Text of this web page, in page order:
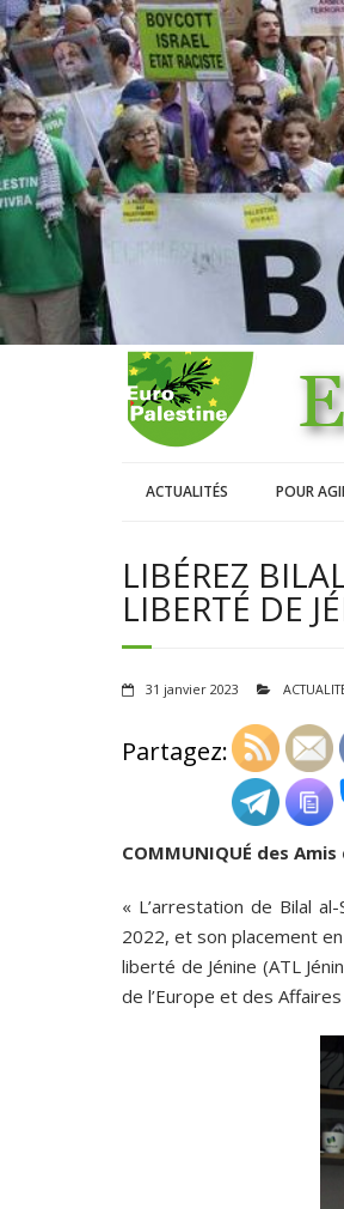
ACTUALITÉS POUR
LIBÉREZ
LIBERTÉ DE
31 janvier 2023
Partagez:
COMMUNIQUÉ des
« L’arrestation de Bilal
2022, et son placement
liberté de Jénine (ATL
de l’Europe et des